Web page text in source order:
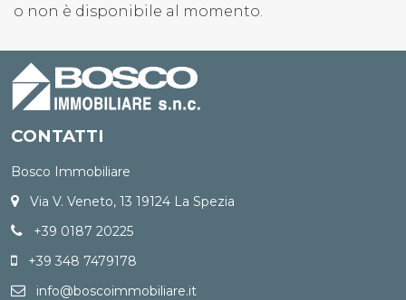
o non è disponibile al momento.
CONTATTI
Bosco Immobiliare
Via V. Veneto, 13 19124 La Spezia
+39 0187 20225
+39 348 7479178
info@boscoimmobiliare.it